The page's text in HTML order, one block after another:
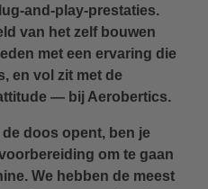
and-play-prestaties.
van het zelf bouwen
met een ervaring die
en vol zit met de
— bij Aerobertics.
doos opent, ben je
om te gaan
We hebben de meest